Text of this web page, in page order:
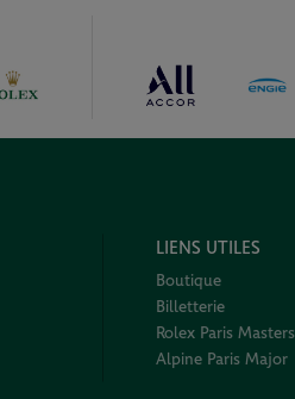
LIENS UTILES
Boutique
Billetterie
Rolex Paris Masters
Alpine Paris Major